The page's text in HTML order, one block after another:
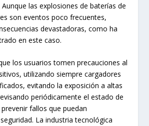
las explosiones de baterías de
son eventos poco frecuentes,
devastadoras, como ha
en este caso.
los usuarios tomen precauciones al
utilizando siempre cargadores
evitando la exposición a altas
periódicamente el estado de
fallos que puedan
La industria tecnológica